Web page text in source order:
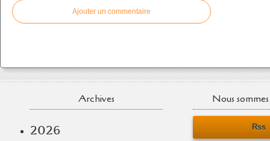
Ajouter un commentaire
Archives
2026
Nous
Rss